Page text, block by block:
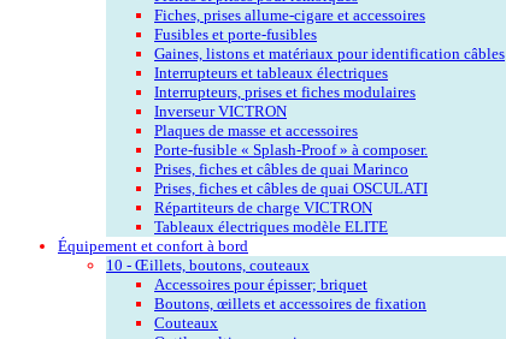
Fiches, prises allume-cigare et accessoires
Fusibles et porte-fusibles
Gaines, listons et matériaux pour identification câbles
Interrupteurs et tableaux électriques
Interrupteurs, prises et fiches modulaires
Inverseur VICTRON
Plaques de masse et accessoires
Porte-fusible « Splash-Proof » à composer.
Prises, fiches et câbles de quai Marinco
Prises, fiches et câbles de quai OSCULATI
Répartiteurs de charge VICTRON
Tableaux électriques modèle ELITE
Équipement et confort à bord
10 - Œillets, boutons, couteaux
Accessoires pour épisser; briquet
Boutons, œillets et accessoires de fixation
Couteaux